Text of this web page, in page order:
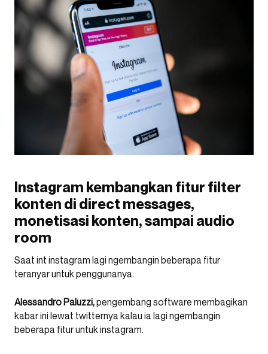
Instagram kembangkan fitur filter
konten di direct messages,
monetisasi konten, sampai audio
room
Saat int instagram lagi ngembangin beberapa fitur
teranyar untuk penggunanya.
Alessandro Paluzzi,pengembang software membagikan
kabar ini lewat twitternya kalau ia lagi ngembangin
beberapa fitur untuk instagram.